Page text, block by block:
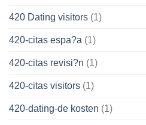
420 Dating visitors (1)
420-citas espa?a (1)
420-citas revisi?n (1)
420-citas visitors (1)
420-dating-de kosten (1)